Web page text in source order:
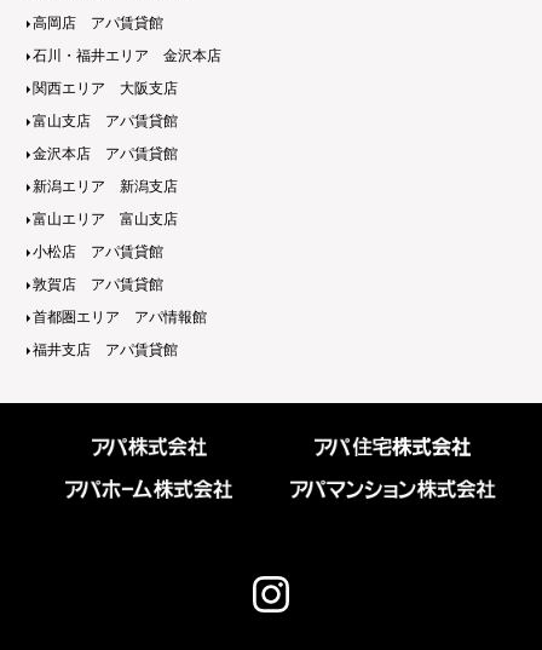
高岡店 アパ賃貸館
石川・福井エリア 金沢本店
関西エリア 大阪支店
富山支店 アパ賃貸館
金沢本店 アパ賃貸館
新潟エリア 新潟支店
富山エリア 富山支店
小松店 アパ賃貸館
敦賀店 アパ賃貸館
首都圏エリア アパ情報館
福井支店 アパ賃貸館